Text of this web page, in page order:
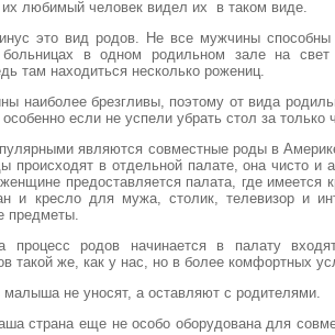
их любимый человек видел их в таком виде.
это вид родов. Не все мужчины способны
в одном родильном зале на свет
там находиться несколько рожениц.
наиболее брезгливы, поэтому от вида
особенно если не успели убрать стол за
являются совместные роды в
происходят в отдельной палате, она чисто и
предоставляется палата, где имеется
и кресло для мужа, столик, телевизор и
предметы.
процесс родов начинается в палату
такой же, как у нас, но в более комфортных
не уносят, а оставляют с родителями.
страна еще не особо оборудована для